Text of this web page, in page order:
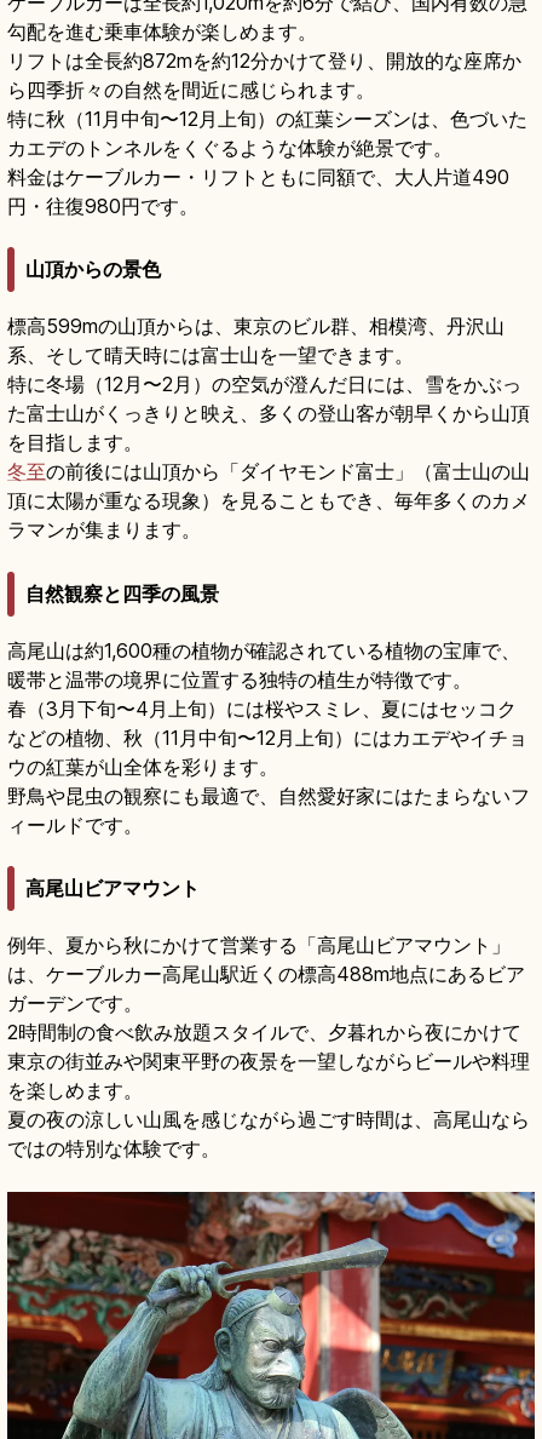
勾配を進む乗車体験が楽しめます。
リフトは全長約872mを約12分かけて登り、開放的な座席か
ら四季折々の自然を間近に感じられます。
特に秋（11月中旬〜12月上旬）の紅葉シーズンは、色づいた
カエデのトンネルをくぐるような体験が絶景です。
料金はケーブルカー・リフトともに同額で、大人片道490
円・往復980円です。
山頂からの景色
標高599mの山頂からは、東京のビル群、相模湾、丹沢山
系、そして晴天時には富士山を一望できます。
特に冬場（12月〜2月）の空気が澄んだ日には、雪をかぶっ
た富士山がくっきりと映え、多くの登山客が朝早くから山頂
を目指します。
冬至の前後には山頂から「ダイヤモンド富士」（富士山の山
頂に太陽が重なる現象）を見ることもでき、毎年多くのカメ
ラマンが集まります。
自然観察と四季の風景
高尾山は約1,600種の植物が確認されている植物の宝庫で、
暖帯と温帯の境界に位置する独特の植生が特徴です。
春（3月下旬〜4月上旬）には桜やスミレ、夏にはセッコク
などの植物、秋（11月中旬〜12月上旬）にはカエデやイチョ
ウの紅葉が山全体を彩ります。
野鳥や昆虫の観察にも最適で、自然愛好家にはたまらないフ
ィールドです。
高尾山ビアマウント
例年、夏から秋にかけて営業する「高尾山ビアマウント」
は、ケーブルカー高尾山駅近くの標高488m地点にあるビア
ガーデンです。
2時間制の食べ飲み放題スタイルで、夕暮れから夜にかけて
東京の街並みや関東平野の夜景を一望しながらビールや料理
を楽しめます。
夏の夜の涼しい山風を感じながら過ごす時間は、高尾山なら
ではの特別な体験です。